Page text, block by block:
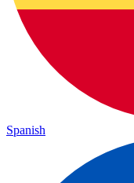
Spanish